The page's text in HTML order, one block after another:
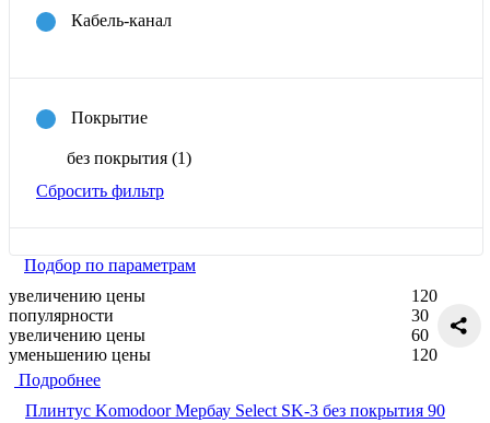
Кабель-канал
Покрытие
без покрытия (1)
Сбросить фильтр
Подбор по параметрам
увеличению цены
популярности
увеличению цены
уменьшению цены
120
30
60
120
Подробнее
Плинтус Komodoor Мербау Select SK-3 без покрытия 90